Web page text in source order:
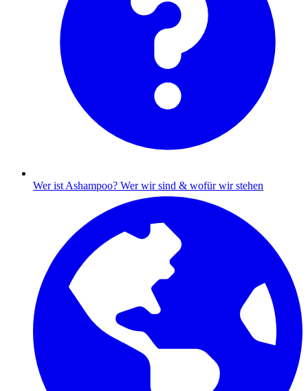
Wer ist Ashampoo? Wer wir sind & wofür wir stehen